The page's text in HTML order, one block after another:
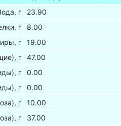
г
23.90
г
8.00
г
19.00
г
47.00
г
0.00
г
0.00
г
10.00
г
37.00